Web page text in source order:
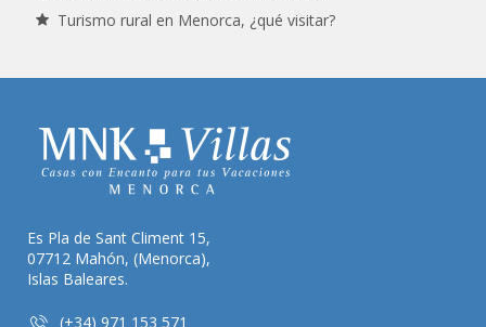
Turismo rural en Menorca, ¿qué visitar?
Es Pla de Sant Climent 15,
07712 Mahón, (Menorca),
Islas Baleares.
(+34) 971 153 571